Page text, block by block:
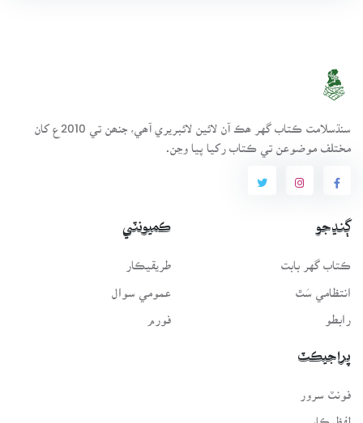
سنڌسلامت ڪتاب گهر ھڪ آن لائين لائبريري آھي، جنھن تي 2010ع کان
مختلف موضوعن تي ڪتاب رکيا پيا وڃن.
ڳنڍجو
ڪتاب گهر بابت
انتظامي سَٿ
رابطو
ڪميونٽي
طريقيڪار
عمومي سوال
فورم
پراجيڪٽ
لفظيڪار